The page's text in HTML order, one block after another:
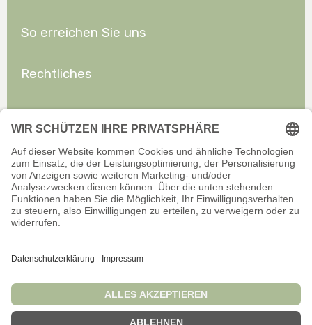
So erreichen Sie uns
Rechtliches
Offizieller Onlineshop für Privatkunden. Alle Preise inkl. gesetzl.
Wir sind stets bemüht, aktuelle und vollständige Informationen auf